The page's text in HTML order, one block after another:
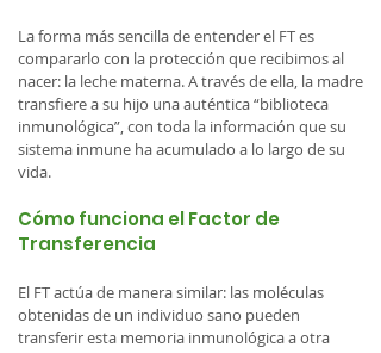
La forma más sencilla de entender el FT es
compararlo con la protección que recibimos al
nacer: la leche materna. A través de ella, la madre
transfiere a su hijo una auténtica “biblioteca
inmunológica”, con toda la información que su
sistema inmune ha acumulado a lo largo de su
vida.
Cómo funciona el Factor de
Transferencia
El FT actúa de manera similar: las moléculas
obtenidas de un individuo sano pueden
transferir esta memoria inmunológica a otra